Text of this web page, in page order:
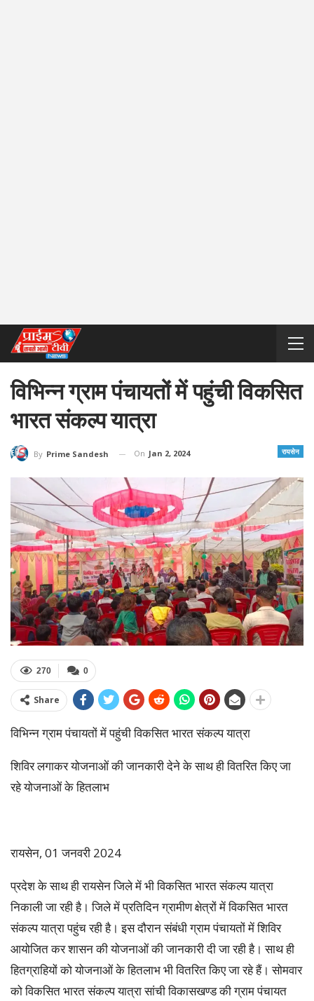
विभिन्न ग्राम पंचायतों में पहुंची विकसित
भारत संकल्प यात्रा
रायसेन
By Prime Sandesh On Jan 2, 2024
0
270
Share
विभिन्न ग्राम पंचायतों में पहुंची विकसित भारत संकल्प यात्रा
शिविर लगाकर योजनाओं की जानकारी देने के साथ ही वितरित किए जा
रहे योजनाओं के हितलाभ
रायसेन, 01 जनवरी 2024
प्रदेश के साथ ही रायसेन जिले में भी विकसित भारत संकल्प यात्रा
निकाली जा रही है। जिले में प्रतिदिन ग्रामीण क्षेत्रों में विकसित भारत
संकल्प यात्रा पहुंच रही है। इस दौरान संबंधी ग्राम पंचायतों में शिविर
आयोजित कर शासन की योजनाओं की जानकारी दी जा रही है। साथ ही
हितग्राहियों को योजनाओं के हितलाभ भी वितरित किए जा रहे हैं। सोमवार
को विकसित भारत संकल्प यात्रा सांची विकासखण्ड की ग्राम पंचायत